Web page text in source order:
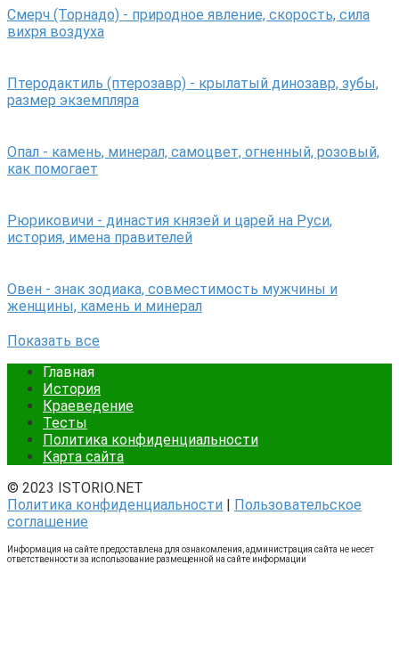
Смерч (Торнадо) - природное явление, скорость, сила
вихря воздуха
Птеродактиль (птерозавр) - крылатый динозавр, зубы,
размер экземпляра
Опал - камень, минерал, самоцвет, огненный, розовый,
как помогает
Рюриковичи - династия князей и царей на Руси,
история, имена правителей
Овен - знак зодиака, совместимость мужчины и
женщины, камень и минерал
Показать все
Главная
История
Краеведение
Тесты
Политика конфиденциальности
Карта сайта
© 2023 ISTORIO.NET
Политика конфиденциальности | Пользовательское
соглашение
Информация на сайте предоставлена для ознакомления, администрация сайта не несет
ответственности за использование размещенной на сайте информации